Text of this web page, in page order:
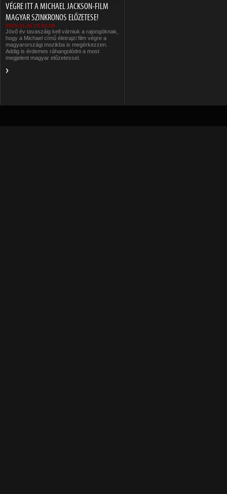
VÉGRE ITT A MICHAEL JACKSON-FILM
MAGYAR SZINKRONOS ELŐZETESE!
2025-11-26 15:32:58
Jövő év tavaszáig kell várniuk a rajongóknak,
hogy a Michael című életrajzi film végre a
magyarországi mozikba is megérkezzen.
Addig is érdemes ráhangolódni a most
megjelent magyar előzetessel.